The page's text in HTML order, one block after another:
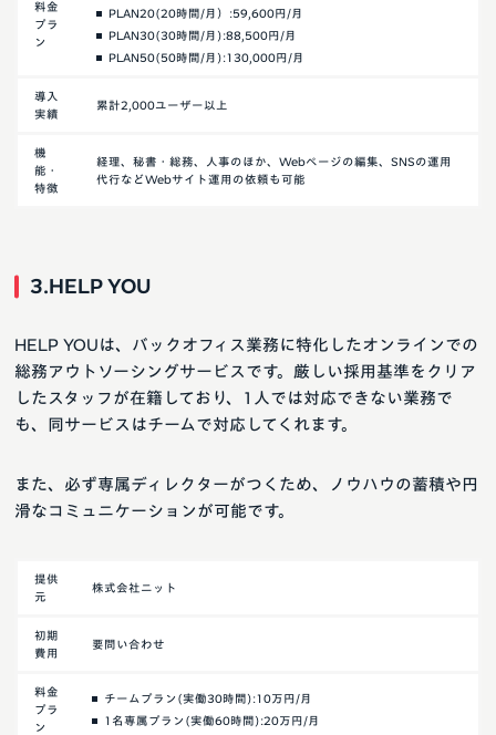
料金
プラ
ン
PLAN20(20時間/月）:59,600円/月
PLAN30(30時間/月):88,500円/月
PLAN50(50時間/月):130,000円/月
導入
実績
累計2,000ユーザー以上
機
能・
特徴
経理、秘書・総務、人事のほか、Webページの編集、SNSの運用
代行などWebサイト運用の依頼も可能
3.HELP YOU
HELP YOUは、バックオフィス業務に特化したオンラインでの
総務アウトソーシングサービスです。厳しい採用基準をクリア
したスタッフが在籍しており、1人では対応できない業務で
も、同サービスはチームで対応してくれます。
また、必ず専属ディレクターがつくため、ノウハウの蓄積や円
滑なコミュニケーションが可能です。
提供
元
株式会社ニット
初期
費用
要問い合わせ
料金
プラ
ン
チームプラン(実働30時間):10万円/月
1名専属プラン(実働60時間):20万円/月